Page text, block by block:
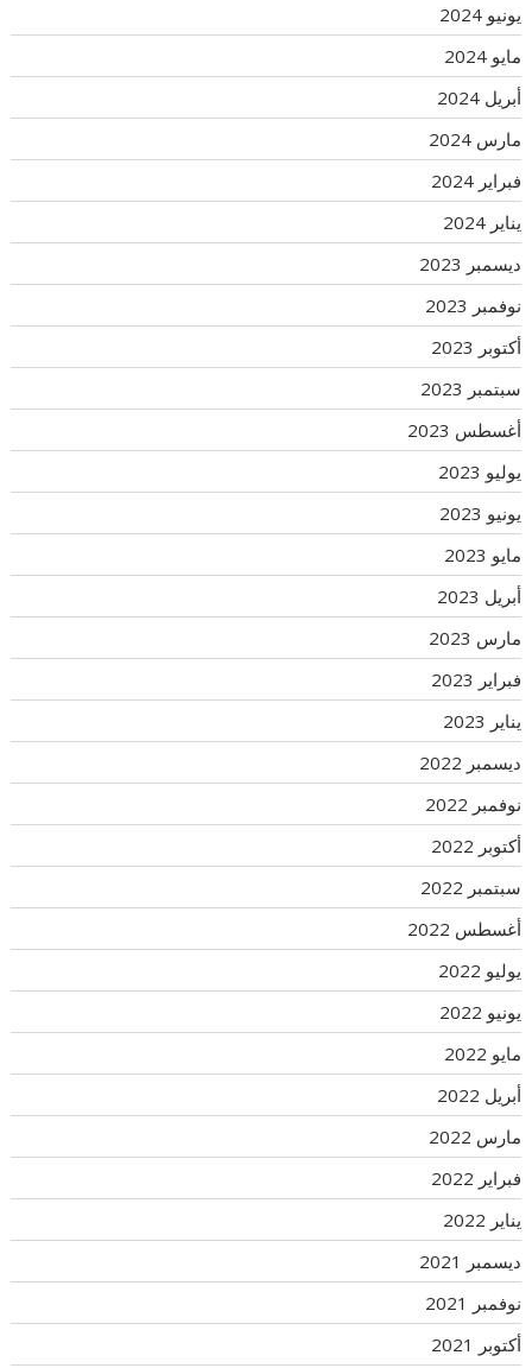
يونيو 2024
مايو 2024
أبريل 2024
مارس 2024
فبراير 2024
يناير 2024
ديسمبر 2023
نوفمبر 2023
أكتوبر 2023
سبتمبر 2023
أغسطس 2023
يوليو 2023
يونيو 2023
مايو 2023
أبريل 2023
مارس 2023
فبراير 2023
يناير 2023
ديسمبر 2022
نوفمبر 2022
أكتوبر 2022
سبتمبر 2022
أغسطس 2022
يوليو 2022
يونيو 2022
مايو 2022
أبريل 2022
مارس 2022
فبراير 2022
يناير 2022
ديسمبر 2021
نوفمبر 2021
أكتوبر 2021